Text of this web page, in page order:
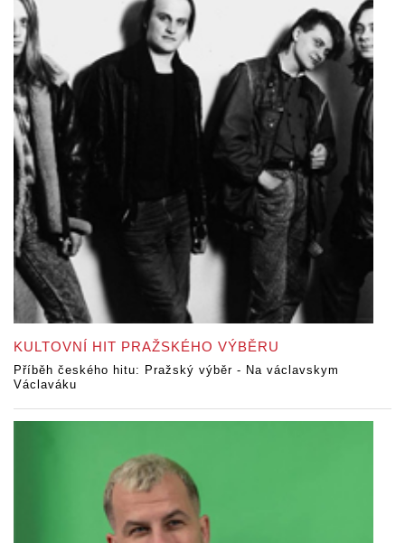
KULTOVNÍ HIT PRAŽSKÉHO VÝBĚRU
Příběh českého hitu: Pražský výběr - Na václavskym
Václaváku